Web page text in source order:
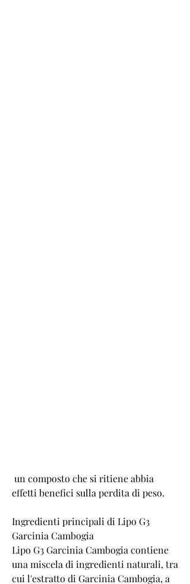
effetti benefici sulla perdita di peso.
Ingredienti principali di Lipo G3
Garcinia Cambogia
Lipo G3 Garcinia Cambogia contiene
una miscela di ingredienti naturali, tra
cui l'estratto di Garcinia Cambogia, a